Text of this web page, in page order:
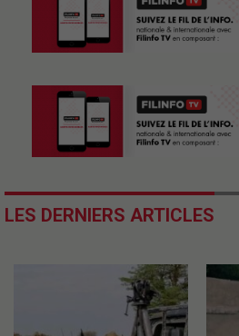
LES DERNIERS ARTICLES